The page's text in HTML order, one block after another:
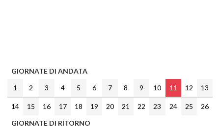
GIORNATE DI ANDATA
1
2 3 4 5 6 7 8 9 10 11 12 13
14 15 16 17 18 19 20 21 22 23 24 25
26
GIORNATE DI RITORNO